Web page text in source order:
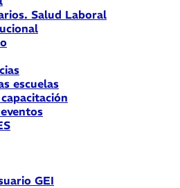
Salud Laboral
escuelas
GEI